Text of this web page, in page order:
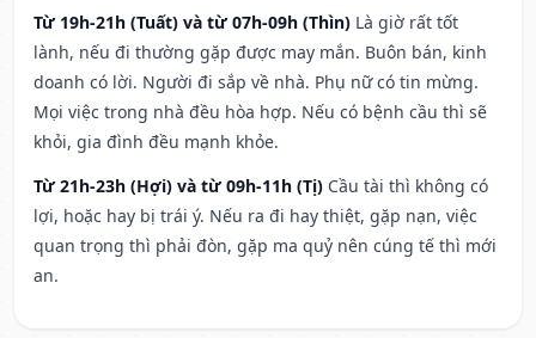
Từ 19h-21h (Tuất) và từ 07h-09h (Thìn) Là giờ rất tốt
lành, nếu đi thường gặp được may mắn. Buôn bán, kinh
doanh có lời. Người đi sắp về nhà. Phụ nữ có tin mừng.
Mọi việc trong nhà đều hòa hợp. Nếu có bệnh cầu thì sẽ
khỏi, gia đình đều mạnh khỏe.
Từ 21h-23h (Hợi) và từ 09h-11h (Tị) Cầu tài thì không có
lợi, hoặc hay bị trái ý. Nếu ra đi hay thiệt, gặp nạn, việc
quan trọng thì phải đòn, gặp ma quỷ nên cúng tế thì mới
an.